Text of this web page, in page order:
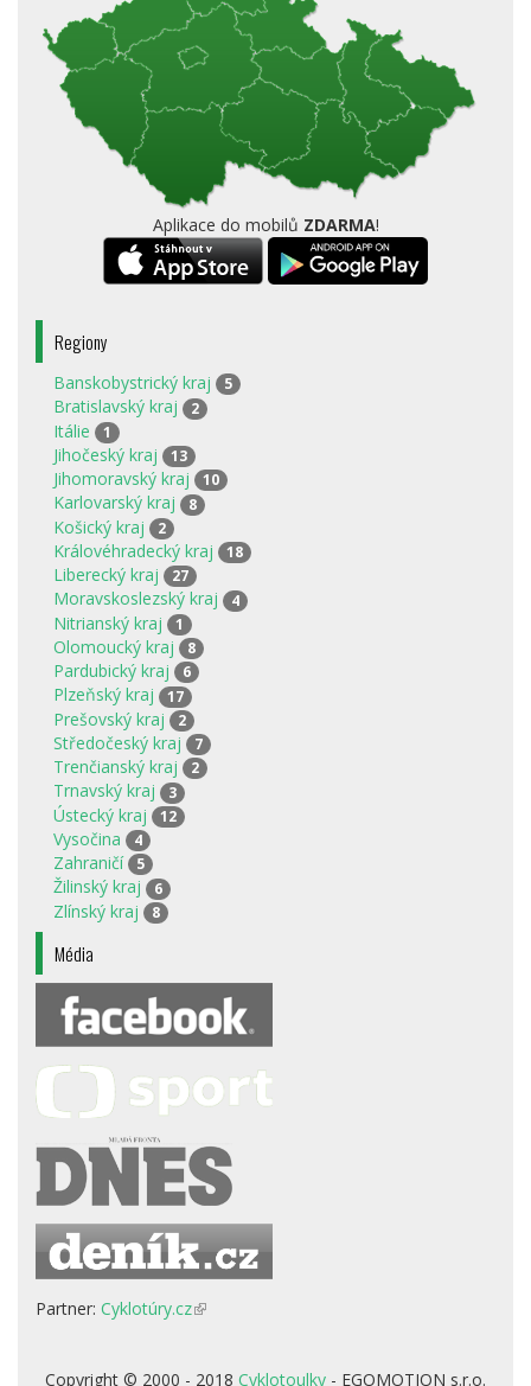
Aplikace do mobilů ZDARMA!
Regiony
Banskobystrický kraj 5
Bratislavský kraj 2
Itálie 1
Jihočeský kraj 13
Jihomoravský kraj 10
Karlovarský kraj 8
Košický kraj 2
Královéhradecký kraj 18
Liberecký kraj 27
Moravskoslezský kraj 4
Nitrianský kraj 1
Olomoucký kraj 8
Pardubický kraj 6
Plzeňský kraj 17
Prešovský kraj 2
Středočeský kraj 7
Trenčianský kraj 2
Trnavský kraj 3
Ústecký kraj 12
Vysočina 4
Zahraničí 5
Žilinský kraj 6
Zlínský kraj 8
Média
Partner: Cyklotúry.cz(odkaz
Copyright © 2000 - 2018 Cyklotoulky - EGOMOTION s.r.o.